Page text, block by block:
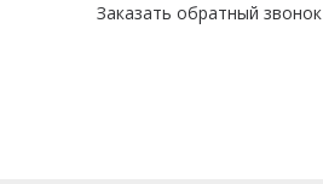
Заказать обратный звонок